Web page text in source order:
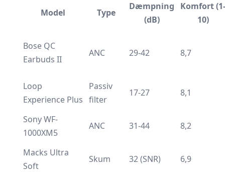
Model Type
Dæmpning
(dB)
Komfort (1-
10)
Bose QC
Earbuds II
ANC 29-42 8,7
Loop
Experience Plus
Passiv
filter
17-27 8,1
Sony WF-
1000XM5
ANC 31-44 8,2
Macks Ultra
Soft
Skum 32 (SNR) 6,9